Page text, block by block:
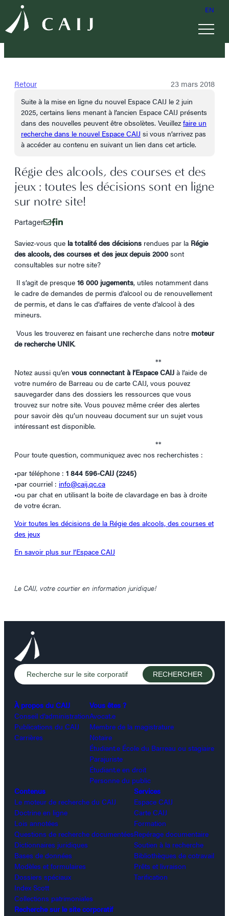
EN
Retour 23 mars 2018
Suite à la mise en ligne du nouvel Espace CAIJ le 2 juin
2025, certains liens menant à l’ancien Espace CAIJ présents
dans des nouvelles peuvent être obsolètes. Veuillez faire un
recherche dans le nouvel Espace CAIJ si vous n’arrivez pas
à accéder au contenu en suivant un lien dans cet article.
Régie des alcools, des courses et des
jeux : toutes les décisions sont en ligne
sur notre site!
Partager
Saviez-vous que la totalité des décisions rendues par la Régie
des alcools, des courses et des jeux depuis 2000 sont
consultables sur notre site?
Il s’agit de presque 16 000 jugements, utiles notamment dans
le cadre de demandes de permis d’alcool ou de renouvellement
de permis, et dans le cas d’affaires de vente d’alcool à des
mineurs.
Vous les trouverez en faisant une recherche dans notre moteur
de recherche UNIK.
**
Notez aussi qu’en vous connectant à l’Espace CAIJ à l’aide de
votre numéro de Barreau ou de carte CAIJ, vous pouvez
sauvegarder dans des dossiers les ressources que vous
trouvez sur notre site. Vous pouvez même créer des alertes
pour savoir dès qu’un nouveau document sur un sujet vous
intéressant est disponible.
**
Pour toute question, communiquez avec nos recherchistes :
•par téléphone : 1 844 596-CAIJ (2245)
•par courriel : info@caij.qc.ca
•ou par chat en utilisant la boite de clavardage en bas à droite
de votre écran.
Voir toutes les décisions de la Régie des alcools, des courses et
des jeux
En savoir plus sur l’Espace CAIJ
Le CAIJ, votre courtier en information juridique!
À propos du CAIJ
Conseil d’administration
Publications du CAIJ
Carrières
Vous êtes ?
Avocat.e
Membre de la magistrature
Notaire
Étudiant.e École du Barreau ou stagiaire
Parajuriste
Étudiant.e en droit
Personne du public
Contenus
Le moteur de recherche du CAIJ
Doctrine en ligne
Lois annotées
Questions de recherche documentées
Dictionnaires juridiques
Bases de données
Modèles et formulaires
Dossiers spéciaux
Index Scott
Collections patrimoniales
Services
Espace CAIJ
Carte CAIJ
Formation
Repérage documentaire
Soutien à la recherche
Bibliothèques de cotravail
Prêts et livraison
Tarification
Recherche sur le site corporatif